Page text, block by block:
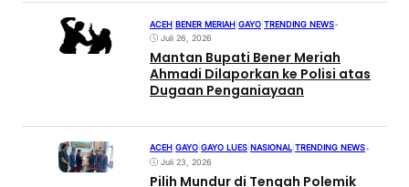
ACEH BENER MERIAH GAYO TRENDING NEWS•
Juli 26, 2026
Mantan Bupati Bener Meriah
Ahmadi Dilaporkan ke Polisi atas
Dugaan Penganiayaan
ACEH GAYO GAYO LUES NASIONAL TRENDING NEWS•
Juli 23, 2026
Pilih Mundur di Tengah Polemik